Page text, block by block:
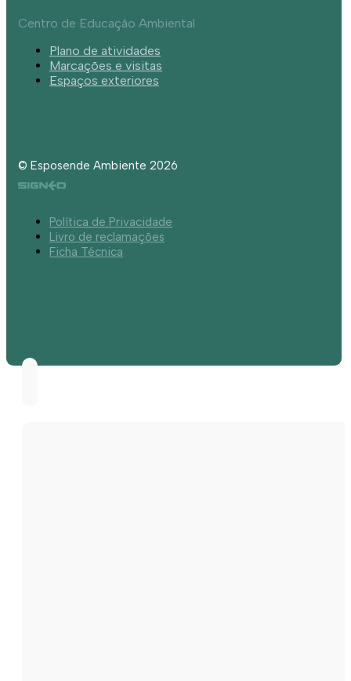
Centro de Educação Ambiental
Plano de atividades
Marcações e visitas
Espaços exteriores
© Esposende Ambiente 2026
Política de Privacidade
Livro de reclamações
Ficha Técnica